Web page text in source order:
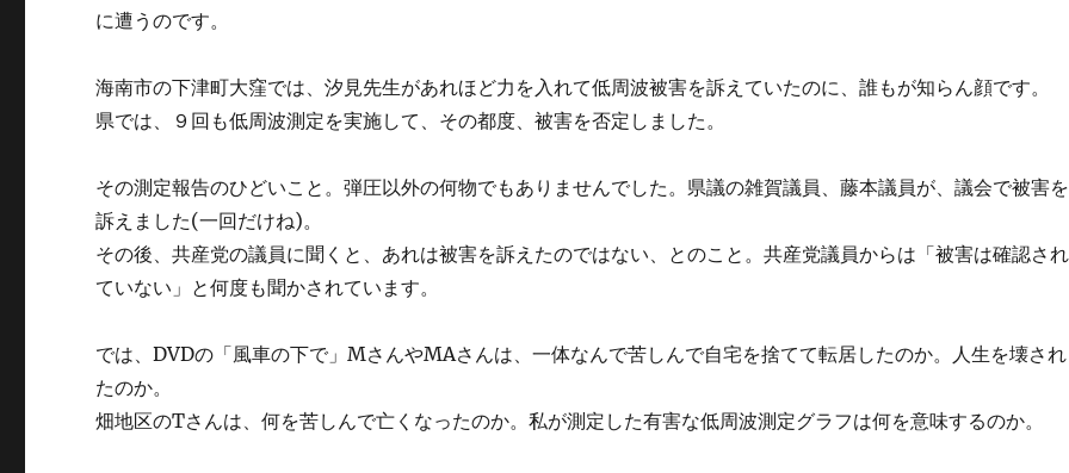
に遭うのです。
海南市の下津町大窪では、汐見先生があれほど力を入れて低周波被害を訴えていたのに、誰もが知らん顔です。
県では、９回も低周波測定を実施して、その都度、被害を否定しました。
その測定報告のひどいこと。弾圧以外の何物でもありませんでした。県議の雑賀議員、藤本議員が、議会で被害を
訴えました(一回だけね)。
その後、共産党の議員に聞くと、あれは被害を訴えたのではない、とのこと。共産党議員からは「被害は確認され
ていない」と何度も聞かされています。
では、DVDの「風車の下で」MさんやMAさんは、一体なんで苦しんで自宅を捨てて転居したのか。人生を壊され
たのか。
畑地区のTさんは、何を苦しんで亡くなったのか。私が測定した有害な低周波測定グラフは何を意味するのか。